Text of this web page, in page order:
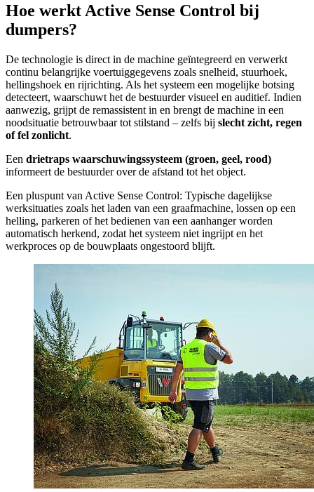
Hoe werkt Active Sense Control bij
dumpers?
De technologie is direct in de machine geïntegreerd en verwerkt
continu belangrijke voertuiggegevens zoals snelheid, stuurhoek,
hellingshoek en rijrichting. Als het systeem een ​​mogelijke botsing
detecteert, waarschuwt het de bestuurder visueel en auditief. Indien
aanwezig, grijpt de remassistent in en brengt de machine in een
noodsituatie betrouwbaar tot stilstand – zelfs bij slecht zicht, regen
of fel zonlicht.
Een drietraps waarschuwingssysteem (groen, geel, rood)
informeert de bestuurder over de afstand tot het object.
Een pluspunt van Active Sense Control: Typische dagelijkse
werksituaties zoals het laden van een graafmachine, lossen op een
helling, parkeren of het bedienen van een aanhanger worden
automatisch herkend, zodat het systeem niet ingrijpt en het
werkproces op de bouwplaats ongestoord blijft.